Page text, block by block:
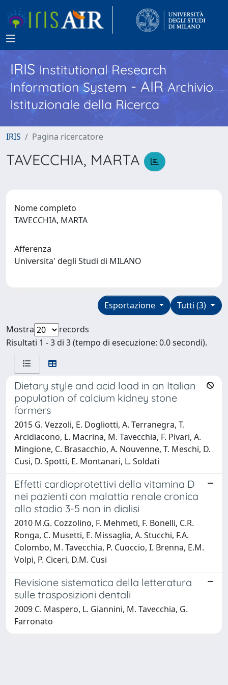
IRISInstitutional Research
Information System - AIR Archivio
Istituzionale della Ricerca
IRIS Pagina ricercatore
TAVECCHIA, MARTA
Nome completo
TAVECCHIA, MARTA
Afferenza
Universita' degli Studi di MILANO
Tutti (3)
Esportazione
Mostra
records
Risultati 1 - 3 di 3 (tempo di esecuzione: 0.0 secondi).
Dietary style and acid load in an Italian
population of calcium kidney stone
formers
2015 G. Vezzoli, E. Dogliotti, A. Terranegra, T.
Arcidiacono, L. Macrina, M. Tavecchia, F. Pivari, A.
Mingione, C. Brasacchio, A. Nouvenne, T. Meschi, D.
Cusi, D. Spotti, E. Montanari, L. Soldati
Effetti cardioprotettivi della vitamina D
nei pazienti con malattia renale cronica
allo stadio 3-5 non in dialisi
2010 M.G. Cozzolino, F. Mehmeti, F. Bonelli, C.R.
Ronga, C. Musetti, E. Missaglia, A. Stucchi, F.A.
Colombo, M. Tavecchia, P. Cuoccio, I. Brenna, E.M.
Volpi, P. Ciceri, D.M. Cusi
Revisione sistematica della letteratura
sulle trasposizioni dentali
2009 C. Maspero, L. Giannini, M. Tavecchia, G.
Farronato